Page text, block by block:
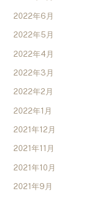
2022年6月
2022年5月
2022年4月
2022年3月
2022年2月
2022年1月
2021年12月
2021年11月
2021年10月
2021年9月